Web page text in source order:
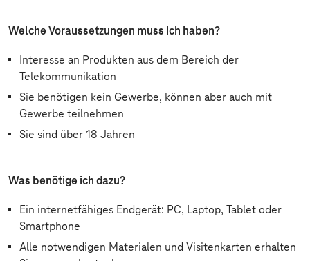
Welche Voraussetzungen muss ich haben?
Interesse an Produkten aus dem Bereich der
Telekommunikation
Sie benötigen kein Gewerbe, können aber auch mit
Gewerbe teilnehmen
Sie sind über 18 Jahren
Was benötige ich dazu?
Ein internetfähiges Endgerät: PC, Laptop, Tablet oder
Smartphone
Alle notwendigen Materialen und Visitenkarten erhalten